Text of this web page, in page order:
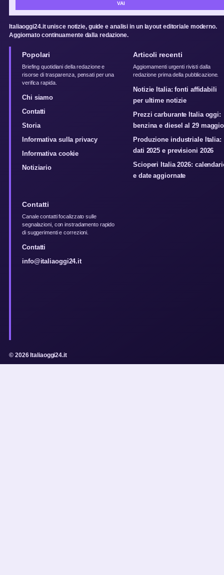
VAI
Italiaoggi24.it unisce notizie, guide e analisi in un layout editoriale moderno.
Aggiornato continuamente dalla redazione.
Popolari
Briefing quotidiani della redazione e
risorse di trasparenza, pensati per una
verifica rapida.
Chi siamo
Contatti
Storia
Informativa sulla privacy
Informativa cookie
Notiziario
Articoli recenti
Aggiornamenti urgenti rivisti dalla
redazione prima della pubblicazione.
Notizie Italia: fonti affidabili
per ultime notizie
Prezzi carburante Italia oggi:
benzina e diesel al 29 maggio
Produzione industriale Italia:
dati 2025 e previsioni 2026
Scioperi Italia 2026:
e date aggiornate
Contatti
Canale contatti focalizzato sulle
segnalazioni, con instradamento rapido
di suggerimenti e correzioni.
Contatti
info@italiaoggi24.it
© 2026 Italiaoggi24.it